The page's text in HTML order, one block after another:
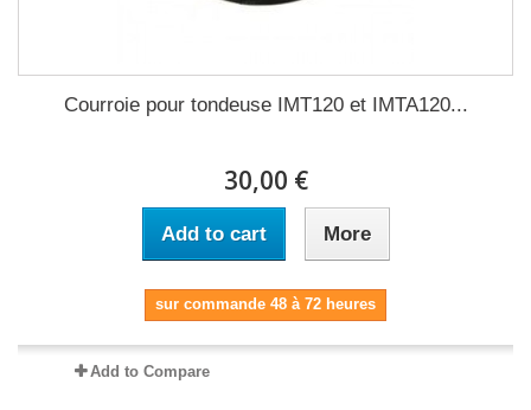
Courroie pour tondeuse IMT120 et IMTA120...
30,00 €
Add to cart More
sur commande 48 à 72 heures
Add to Compare